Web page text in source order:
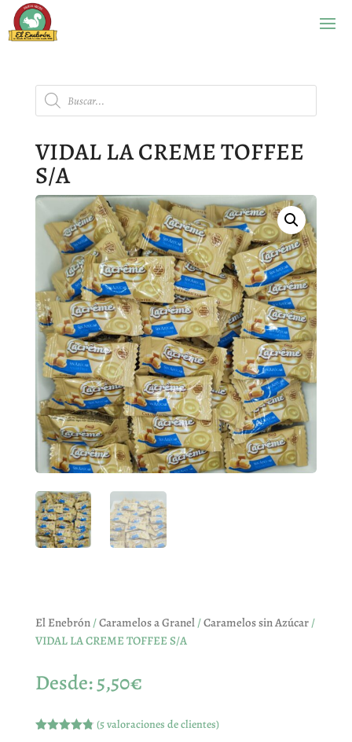
Búsqueda
de
productos
VIDAL LA CREME TOFFEE
S/A
El Enebrón/Caramelos a Granel/Caramelos sin Azúcar/
VIDAL LA CREME TOFFEE S/A
Desde:5,50€
(5valoraciones de clientes)